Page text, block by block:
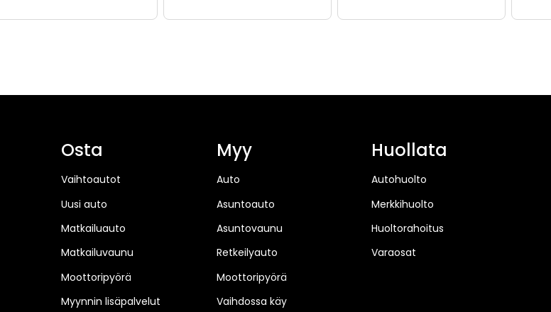
Osta
Vaihtoautot
Uusi auto
Matkailuauto
Matkailuvaunu
Moottoripyörä
Myynnin lisäpalvelut
Myy
Auto
Asuntoauto
Asuntovaunu
Retkeilyauto
Moottoripyörä
Vaihdossa käy
Huollata
Autohuolto
Merkkihuolto
Huoltorahoitus
Varaosat